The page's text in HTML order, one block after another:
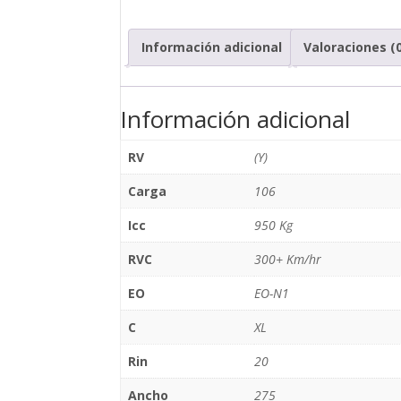
Información adicional Valoraciones
Información adicional
RV
(Y)
Carga
106
Icc
950 Kg
RVC
300+ Km/hr
EO
EO-N1
C
XL
Rin
20
Ancho
275